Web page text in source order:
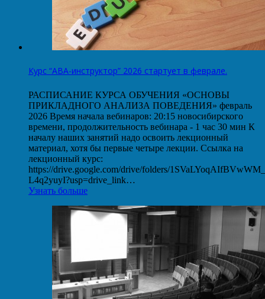
Курс “АВА-инструктор” 2026 стартует в феврале.
РАСПИСАНИЕ КУРСА ОБУЧЕНИЯ «ОСНОВЫ
ПРИКЛАДНОГО АНАЛИЗА ПОВЕДЕНИЯ» февраль
2026 Время начала вебинаров: 20:15 новосибирского
времени, продолжительность вебинара - 1 час 30 мин К
началу наших занятий надо освоить лекционный
материал, хотя бы первые четыре лекции. Ссылка на
лекционный курс:
https://drive.google.com/drive/folders/
L4q2yuyI?usp=drive_link…
Узнать больше